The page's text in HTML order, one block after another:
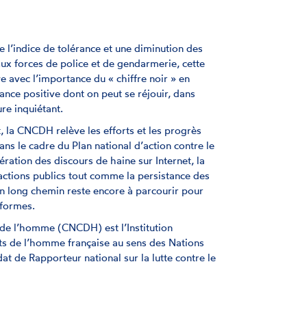
l’indice de tolérance et une diminution des
forces de police et de gendarmerie, cette
avec l’importance du « chiffre noir » en
positive dont on peut se réjouir, dans
inquiétant.
la CNCDH relève les efforts et les progrès
le cadre du Plan national d’action contre le
des discours de haine sur Internet, la
publics tout comme la persistance des
long chemin reste encore à parcourir pour
l’homme (CNCDH) est l’Institution
l’homme française au sens des Nations
de Rapporteur national sur la lutte contre le